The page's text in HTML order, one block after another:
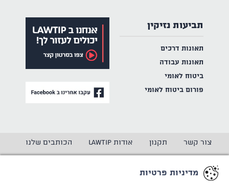
תביעות נזיקין
תאונות דרכים
תאונות עבודה
ביטוח לאומי
פורום ביטוח לאומי
צור קשר תקנון אודות LAWTIP הכותבים שלנו
מדיניות פרטיות